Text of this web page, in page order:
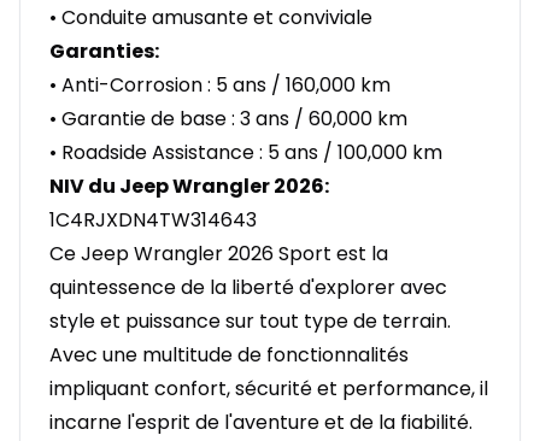
• Conduite amusante et conviviale
Garanties:
• Anti-Corrosion : 5 ans / 160,000 km
• Garantie de base : 3 ans / 60,000 km
• Roadside Assistance : 5 ans / 100,000 km
NIV du Jeep Wrangler 2026:
1C4RJXDN4TW314643
Ce Jeep Wrangler 2026 Sport est la
quintessence de la liberté d'explorer avec
style et puissance sur tout type de terrain.
Avec une multitude de fonctionnalités
impliquant confort, sécurité et performance, il
incarne l'esprit de l'aventure et de la fiabilité.